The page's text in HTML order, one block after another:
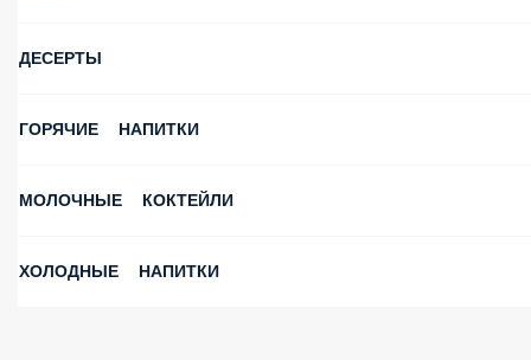
ДЕСЕРТЫ
ГОРЯЧИЕ НАПИТКИ
МОЛОЧНЫЕ КОКТЕЙЛИ
ХОЛОДНЫЕ НАПИТКИ